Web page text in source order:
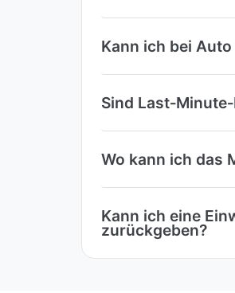
Kann ich bei
Sind
Wo kann ich das
Kann ich eine
zurückgeben?